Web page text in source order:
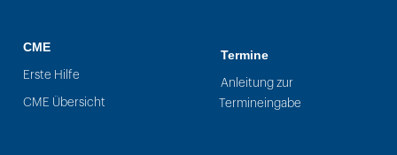
CME
Erste Hilfe
CME Übersicht
Termine
Anleitung zur
Termineingabe